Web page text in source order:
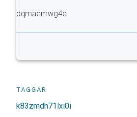
dqmaemwg4e
TAGGAR
k83zmdh71lxi0i